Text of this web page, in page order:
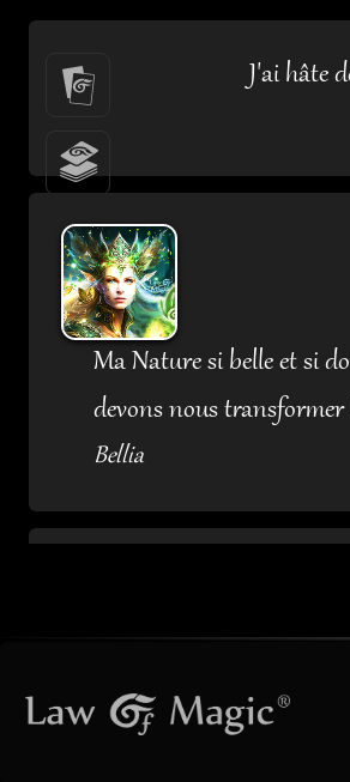
J'ai hâte
Ma Nature si belle et si
devons nous transformer
Bellia